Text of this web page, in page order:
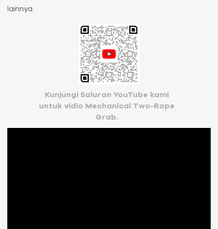
lainnya.
Kunjungi Saluran YouTube kami
untuk vidio Mechanical Two-Rope
Grab.